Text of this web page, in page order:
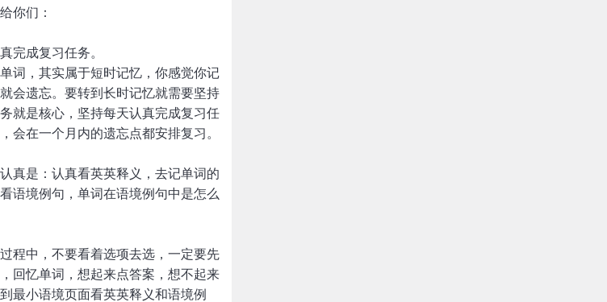
你们：
完成复习任务。
词，其实属于短时记忆，你感觉你记
会遗忘。要转到长时记忆就需要坚持
就是核心，坚持每天认真完成复习任
会在一个月内的遗忘点都安排复习。
真是：认真看英英释义，去记单词的
语境例句，单词在语境例句中是怎么
程中，不要看着选项去选，一定要先
回忆单词，想起来点答案，想不起来
最小语境页面看英英释义和语境例